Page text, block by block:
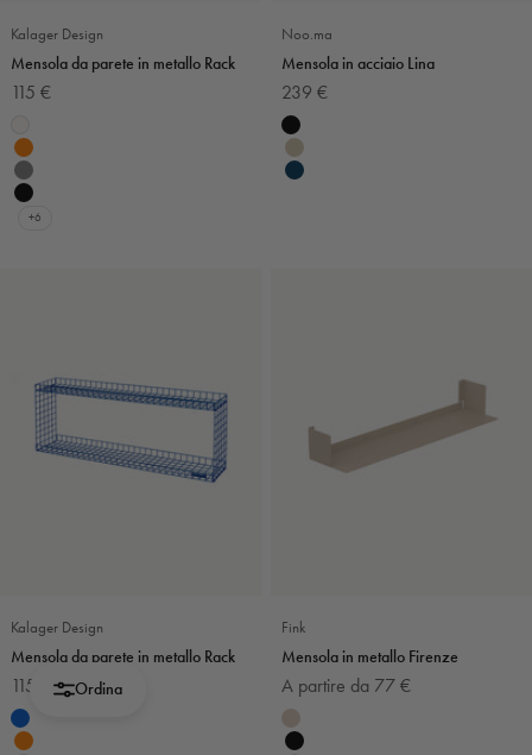
Ordina
Kalager Design
Mensola da parete in metallo Rack
Prezzo scontato
115 €
Bianco
Arancione
Grigio
Nero
+6
Noo.ma
Mensola in acciaio Lina
Prezzo scontato
239 €
Colore
Nero
Beige
Blu navy
Kalager Design
Mensola da parete in metallo Rack
Prezzo scontato
115 €
Colore
Blu
Fink
Mensola in metallo Firenze
Prezzo scontato
A partire da 77 €
Colore
Sabbia